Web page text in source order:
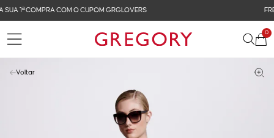
FRETE GRÁTIS NAS COMPRAS ACIMA DE R$ 899
0
Voltar